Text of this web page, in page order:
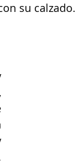
su calzado.